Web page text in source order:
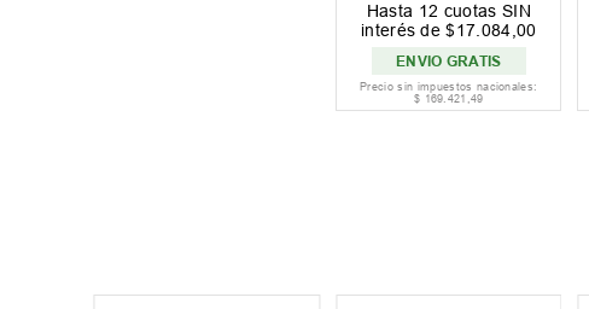
Hasta 12 cuotas SIN
interés de$17 084 ,00
ENVIO GRATIS
Precio sin impuestos nacionales:
$ 169.421,49